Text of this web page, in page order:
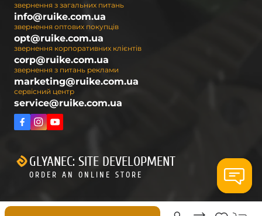
звернення з загальних питань
info@ruike.com.ua
звернення оптових покупців
opt@ruike.com.ua
звернення корпоративних клієнтів
corp@ruike.com.ua
звернення з питань реклами
marketing@ruike.com.ua
сервісний центр
service@ruike.com.ua
GLYANEC: SITE DEVELOPMENT
ORDER AN ONLINE STORE